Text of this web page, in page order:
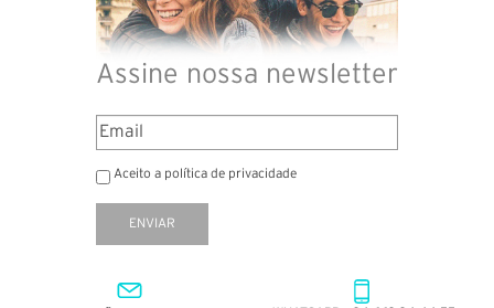
Assine nossa newsletter
Aceito a política de privacidade
ENVIAR